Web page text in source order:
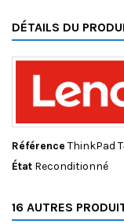
DÉTAILS DU
Référence ThinkPad
État Reconditionné
16 AUTRES